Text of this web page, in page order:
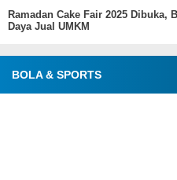
Ramadan Cake Fair 2025 Dibuka,
Daya Jual UMKM
BOLA & SPORTS